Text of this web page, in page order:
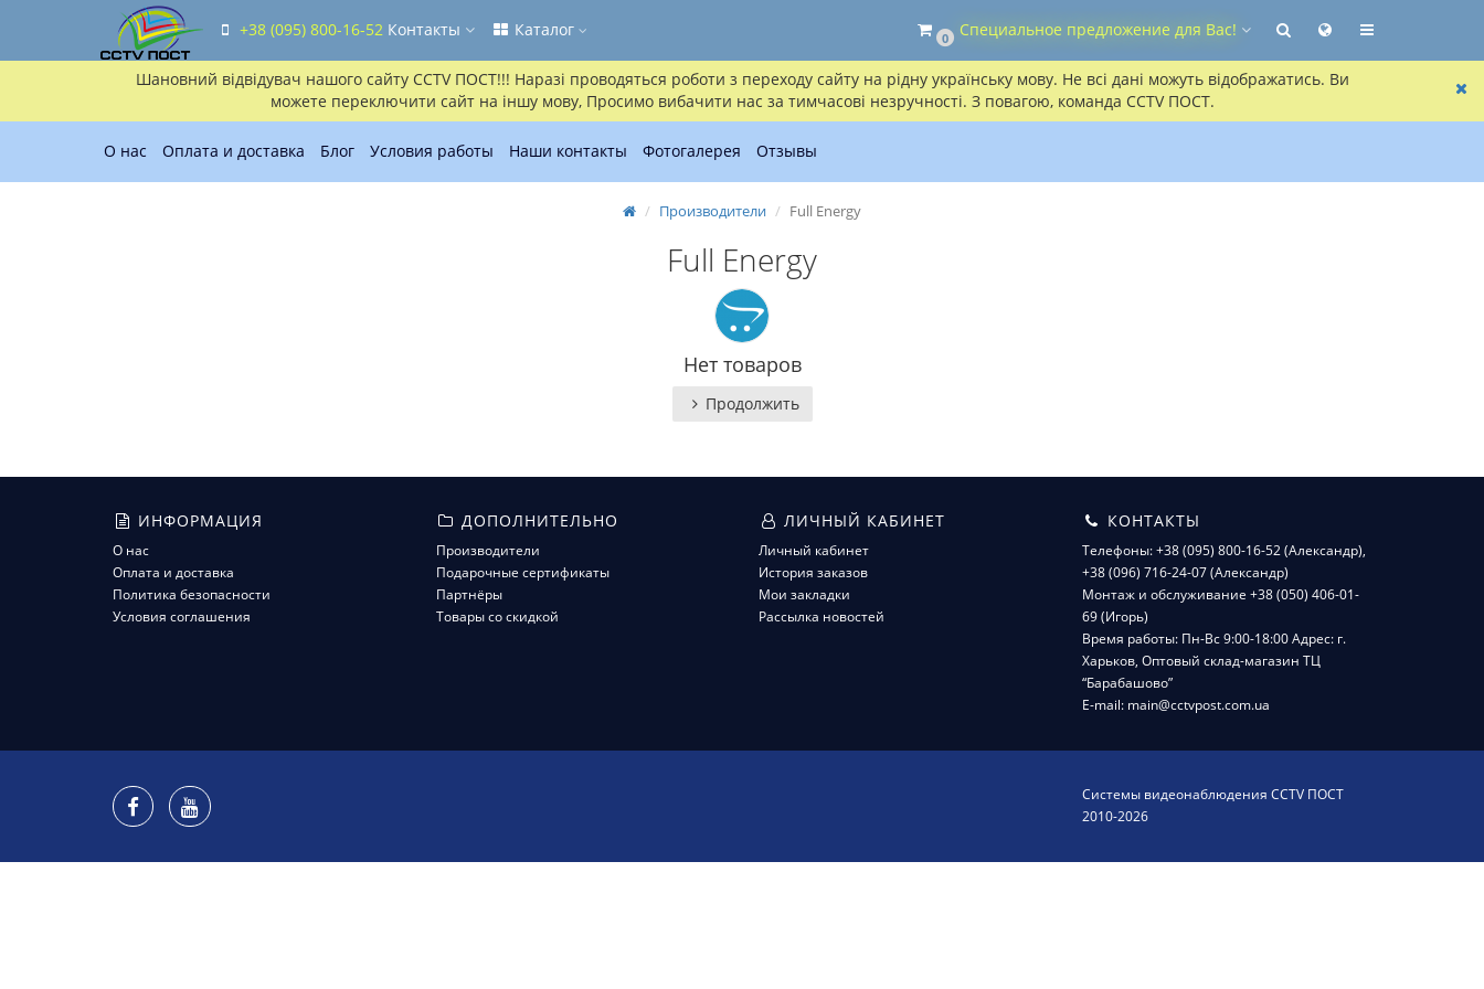
Шановний відвідувач нашого сайту CCTV ПОСТ!!! Наразі проводяться роботи з переходу сайту на рідну українську мову. Не всі дані можуть відображатись. Ви
можете переключити сайт на іншу мову, Просимо вибачити нас за тимчасові незручності. З повагою, команда CCTV ПОСТ.
+38 (095) 800-16-52 Контакты Каталог 0 Специальное предложение для Вас!
О нас Оплата и доставка Блог Условия работы Наши контакты Фотогалерея Отзывы
Производители Full Energy
Full Energy
Нет товаров
Продолжить
ИНФОРМАЦИЯ
О нас
Оплата и доставка
Политика безопасности
Условия соглашения
ДОПОЛНИТЕЛЬНО
Производители
Подарочные сертификаты
Партнёры
Товары со скидкой
ЛИЧНЫЙ КАБИНЕТ
Личный кабинет
История заказов
Мои закладки
Рассылка новостей
КОНТАКТЫ
Телефоны: +38 (095) 800-16-52 (Александр),
+38 (096) 716-24-07 (Александр)
Монтаж и обслуживание +38 (050) 406-01-
69 (Игорь)
Время работы: Пн-Вс 9:00-18:00 Адрес: г.
Харьков, Оптовый склад-магазин ТЦ
“Барабашово”
E-mail: main@cctvpost.com.ua
Системы видеонаблюдения CCTV ПОСТ
2010-2026